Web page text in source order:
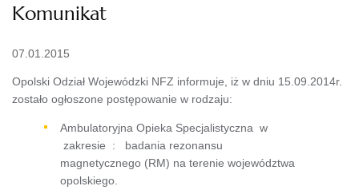
Komunikat
07.01.2015
Opolski Odział Wojewódzki NFZ informuje, iż w dniu 15.09.2014r.
zostało ogłoszone postępowanie w rodzaju:
Ambulatoryjna Opieka Specjalistyczna w
zakresie : badania rezonansu
magnetycznego (RM) na terenie województwa
opolskiego.